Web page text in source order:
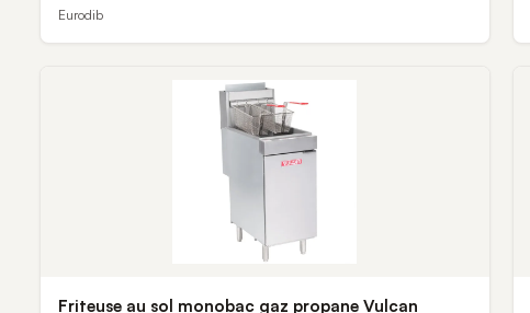
Eurodib
Friteuse au sol monobac gaz propane Vulcan